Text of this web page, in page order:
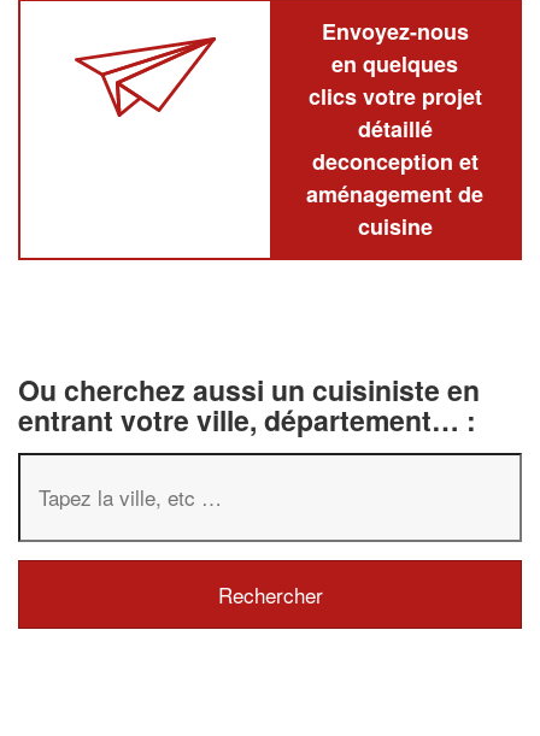
Envoyez-nous
en quelques
clics votre projet
détaillé
deconception et
aménagement de
cuisine
Ou cherchez aussi un cuisiniste en
entrant votre ville, département… :